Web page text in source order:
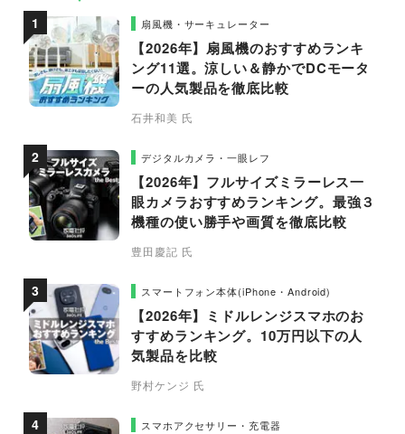
扇風機・サーキュレーター
【2026年】扇風機のおすすめランキ
ング11選。涼しい＆静かでDCモータ
ーの人気製品を徹底比較
石井和美 氏
デジタルカメラ・一眼レフ
【2026年】フルサイズミラーレス一
眼カメラおすすめランキング。最強３
機種の使い勝手や画質を徹底比較
豊田慶記 氏
スマートフォン本体(iPhone・Android)
【2026年】ミドルレンジスマホのお
すすめランキング。10万円以下の人
気製品を比較
野村ケンジ 氏
スマホアクセサリー・充電器